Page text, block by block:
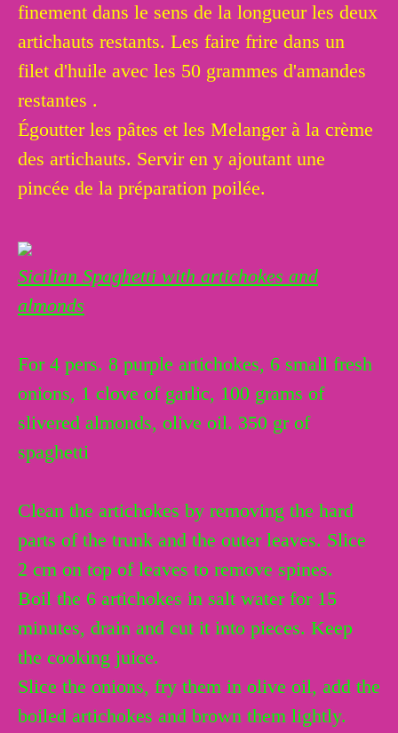
finement dans le sens de la longueur les deux
artichauts restants. Les faire frire dans un
filet d'huile avec les 50 grammes d'amandes
restantes .
Égoutter les pâtes et les Melanger à la crème
des artichauts. Servir en y ajoutant une
pincée de la préparation poilée.
Sicilian Spaghetti with artichokes and
almonds
For 4 pers. 8 purple artichokes, 6 small fresh
onions, 1 clove of garlic, 100 grams of
slivered almonds, olive oil. 350 gr of
spaghetti
Clean the artichokes by removing the hard
parts of the trunk and the outer leaves. Slice
2 cm on top of leaves to remove spines.
Boil the 6 artichokes in salt water for 15
minutes, drain and cut it into pieces. Keep
the cooking juice.
Slice the onions, fry them in olive oil, add the
boiled artichokes and brown them lightly.